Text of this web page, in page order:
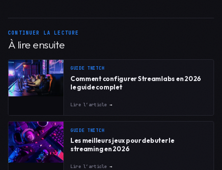
CONTINUER LA LECTURE
À lire ensuite
GUIDE TWITCH
Comment configurer Streamlabs en 2026
le guide complet
Lire l’article →
GUIDE TWITCH
Les meilleurs jeux pour debuter le
streaming en 2026
Lire l’article →